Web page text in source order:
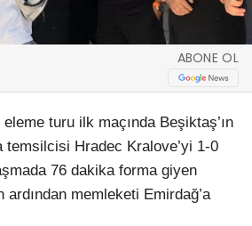
ABONE OL
turu ilk maçında Beşiktaş’ın
temsilcisi Hradec Kralove’yi 1-0
76 dakika forma giyen
ardından memleketi Emirdağ’a